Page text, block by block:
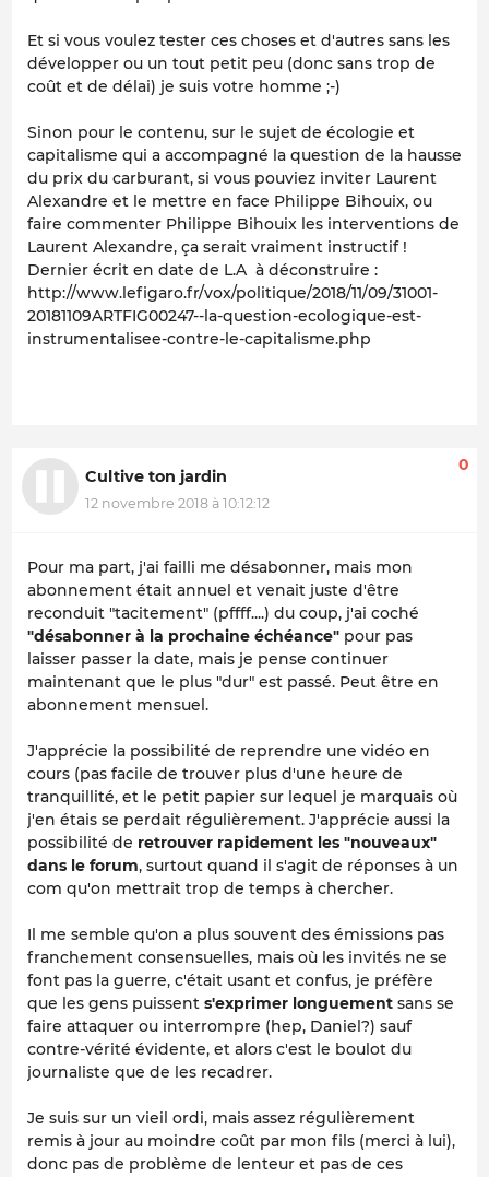
Et si vous voulez tester ces choses et d'autres sans les
développer ou un tout petit peu (donc sans trop de
coût et de délai) je suis votre homme ;-)
Sinon pour le contenu, sur le sujet de écologie et
capitalisme qui a accompagné la question de la hausse
du prix du carburant, si vous pouviez inviter Laurent
Alexandre et le mettre en face Philippe Bihouix, ou
faire commenter Philippe Bihouix les interventions de
Laurent Alexandre, ça serait vraiment instructif !
Dernier écrit en date de L.A à déconstruire :
http://www.lefigaro.fr/vox/politique/2018/11/09/31001-
20181109ARTFIG00247--la-question-ecologique-est-
instrumentalisee-contre-le-capitalisme.php
Cultive ton jardin
12 novembre 2018 à 10:12:12
0
Pour ma part, j'ai failli me désabonner, mais mon
abonnement était annuel et venait juste d'être
reconduit "tacitement" (pffff....) du coup, j'ai coché
"désabonner à la prochaine échéance" pour pas
laisser passer la date, mais je pense continuer
maintenant que le plus "dur" est passé. Peut être en
abonnement mensuel.
J'apprécie la possibilité de reprendre une vidéo en
cours (pas facile de trouver plus d'une heure de
tranquillité, et le petit papier sur lequel je marquais où
j'en étais se perdait régulièrement. J'apprécie aussi la
possibilité de retrouver rapidement les "nouveaux"
dans le forum, surtout quand il s'agit de réponses à un
com qu'on mettrait trop de temps à chercher.
Il me semble qu'on a plus souvent des émissions pas
franchement consensuelles, mais où les invités ne se
font pas la guerre, c'était usant et confus, je préfère
que les gens puissent s'exprimer longuement sans se
faire attaquer ou interrompre (hep, Daniel?) sauf
contre-vérité évidente, et alors c'est le boulot du
journaliste que de les recadrer.
Je suis sur un vieil ordi, mais assez régulièrement
remis à jour au moindre coût par mon fils (merci à lui),
donc pas de problème de lenteur et pas de ces